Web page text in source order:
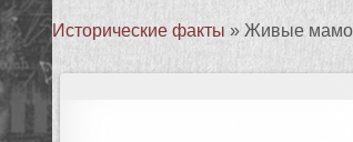
Исторические факты » Живые